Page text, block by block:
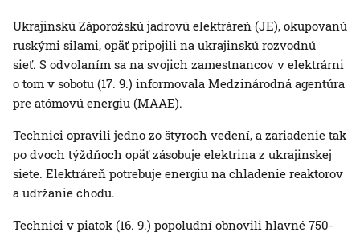
Ukrajinskú Záporožskú jadrovú elektráreň (JE), okupovanú
ruskými silami, opäť pripojili na ukrajinskú rozvodnú
sieť. S odvolaním sa na svojich zamestnancov v elektrárni
o tom v sobotu (17. 9.) informovala Medzinárodná agentúra
pre atómovú energiu (MAAE).
Technici opravili jedno zo štyroch vedení, a zariadenie tak
po dvoch týždňoch opäť zásobuje elektrina z ukrajinskej
siete. Elektráreň potrebuje energiu na chladenie reaktorov
a udržanie chodu.
Technici v piatok (16. 9.) popoludní obnovili hlavné 750-